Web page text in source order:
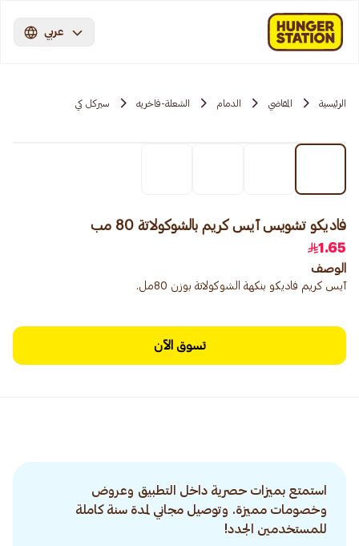
عربي
الرئيسية المقاضي الدمام الشعلة-فاخريه سيركل كي
فاديكو تشويس آيس كريم بالشوكولاتة 80 مب
1.65
الوصف
آيس كريم فاديكو بنكهة الشوكولاتة بوزن 80مل.
تسوق الآن
استمتع بميزات حصرية داخل التطبيق وعروض
وخصومات مميزة. وتوصيل مجاني لمدة سنة كاملة
للمستخدمين الجدد!